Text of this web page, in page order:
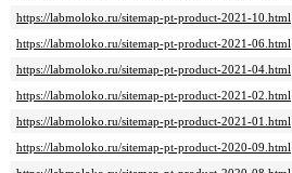
https://labmoloko.ru/sitemap-pt-product-2021-10.html
https://labmoloko.ru/sitemap-pt-product-2021-06.html
https://labmoloko.ru/sitemap-pt-product-2021-04.html
https://labmoloko.ru/sitemap-pt-product-2021-02.html
https://labmoloko.ru/sitemap-pt-product-2021-01.html
https://labmoloko.ru/sitemap-pt-product-2020-09.html